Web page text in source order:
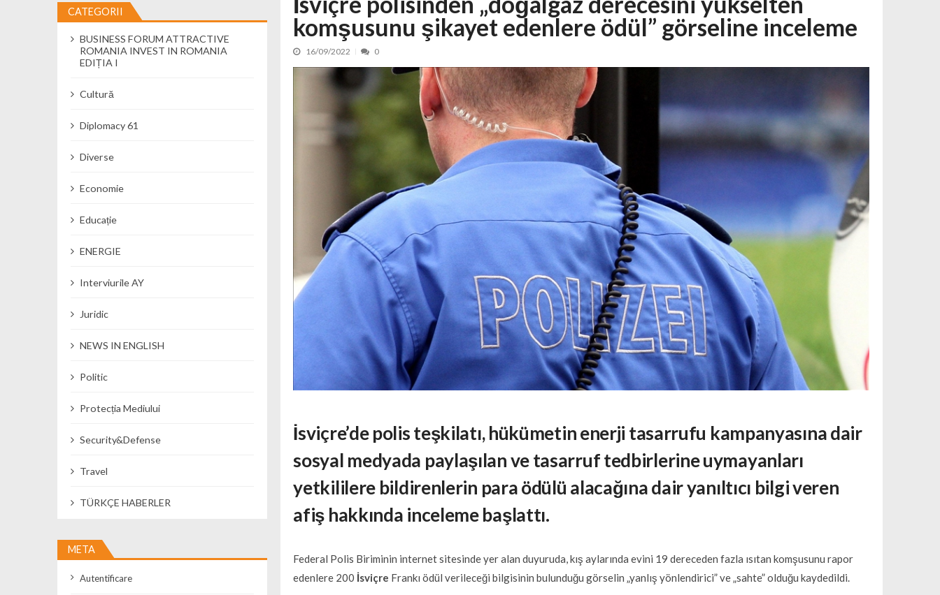
Cseke Attila: Am creat, până în prezent, peste 5.000 de noi locuri în creșe... 15/07/2026
Încă o creșă modernă pentru Alba: 40 de locuri noi la Zlatna prin Programul...
Percheziții și flagrant în Neamț: canabis descoperit într-un colet și ascu... 15/07/2026
Ministerul Apărării Naționale participă la efortul național pentru protejar... 04/08/2026
Dobânzi de pânã la 7,50% la ediția FIDELIS din luna august 04/08/2026
MMAP pune în consultare publică proiectul Catalogului național al zonelor pri...
komşusunu şikayet edenlere ödül” görseline inceleme
16/09/2022 0
İsviçre’de polis teşkilatı, hükümetin enerji tasarrufu kampanyasına dair
sosyal medyada paylaşılan ve tasarruf tedbirlerine uymayanları
yetkililere bildirenlerin para ödülü alacağına dair yanıltıcı bilgi veren
afiş hakkında inceleme başlattı.
Federal Polis Biriminin internet sitesinde yer alan duyuruda, kış aylarında evini 19 dereceden fazla ısıtan komşusunu rapor
edenlere 200 İsviçre Frankı ödül verileceği bilgisinin bulunduğu görselin „yanlış yönlendirici” ve „sahte” olduğu kaydedildi.
CATEGORII
BUSINESS FORUM ATTRACTIVE
ROMANIA INVEST IN ROMANIA
EDIȚIA I
Cultură
Diplomacy 61
Diverse
Economie
Educație
ENERGIE
Interviurile AY
Juridic
NEWS IN ENGLISH
Politic
Protecția Mediului
Security&Defense
Travel
TÜRKÇE HABERLER
META
Autentificare